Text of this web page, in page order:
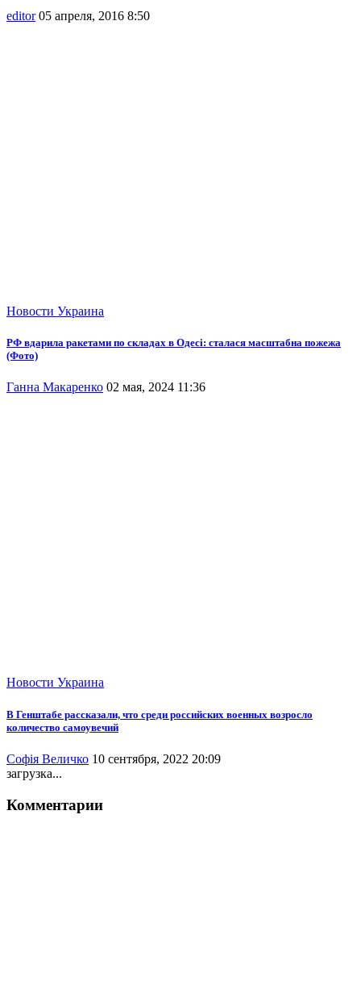
editor 05 апреля, 2016 8:50
Новости Украина
РФ вдарила ракетами по складах в Одесі: сталася масштабна пожежа
(Фото)
Ганна Макаренко 02 мая, 2024 11:36
Новости Украина
В Генштабе рассказали, что среди российских военных возросло
количество самоувечий
Софія Величко 10 сентября, 2022 20:09
загрузка...
Комментарии